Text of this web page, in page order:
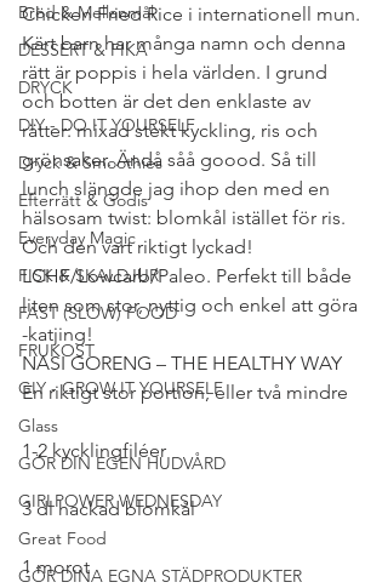
Bröd & Mellanmål
DESSERT & FIKA
DRYCK
DIY - DO IT YOURSELF
Dryck & Smoothies
Efterrätt & Godis
Everyday Magic
FISK & SKALDJUR
FAST (SLOW) FOOD
FRUKOST
GIY - GROW IT YOURSELF
Glass
GÖR DIN EGEN HUDVÅRD
GIRLPOWER WEDNESDAY
Great Food
GÖR DINA EGNA STÄDPRODUKTER
Chicken Fried Rice i internationell mun.
Kärt barn har många namn och denna
rätt är poppis i hela världen. I grund
och botten är det den enklaste av
rätter: mixad stekt kyckling, ris och
grönsaker. Ändå såå goood. Så till
lunch slängde jag ihop den med en
hälsosam twist: blomkål istället för ris.
Och den vart riktigt lyckad!
LCHF/Lowcarb/Paleo. Perfekt till både
liten som stor, nyttig och enkel att göra
-katjing!
NASI GORENG – THE HEALTHY WAY
En riktigt stor portion, eller två mindre
1-2 kycklingfiléer
3 dl hackad blomkål
1 morot